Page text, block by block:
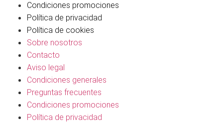
Condiciones promociones
Política de privacidad
Política de cookies
Sobre nosotros
Contacto
Aviso legal
Condiciones generales
Preguntas frecuentes
Condiciones promociones
Política de privacidad